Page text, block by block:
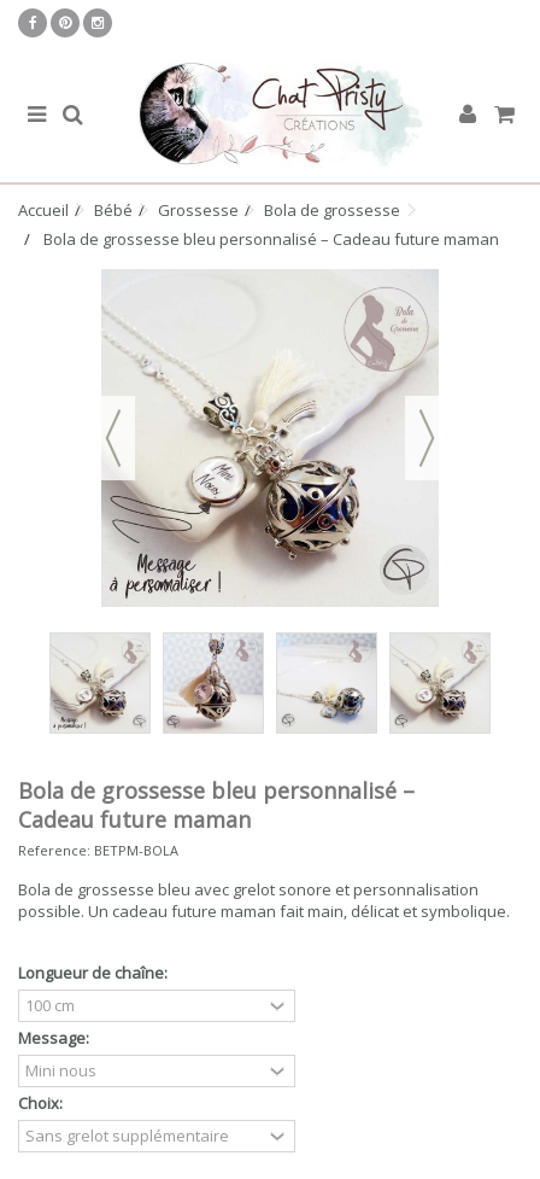
Accueil Bébé Grossesse
Bola de grossesse
Bola de grossesse bleu personnalisé – Cadeau future maman
Bola de grossesse bleu personnalisé –
Cadeau future maman
Reference: BETPM-BOLA
Bola de grossesse bleu avec grelot sonore et personnalisation
possible. Un cadeau future maman fait main, délicat et symbolique.
Longueur de chaîne:
Message:
Choix: